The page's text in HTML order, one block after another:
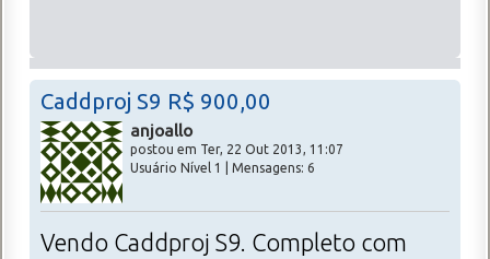
Caddproj S9 R$ 900,00
anjoallo
postou em Ter, 22 Out 2013, 11:07
Usuário Nível 1 | Mensagens: 6
Vendo Caddproj S9. Completo com